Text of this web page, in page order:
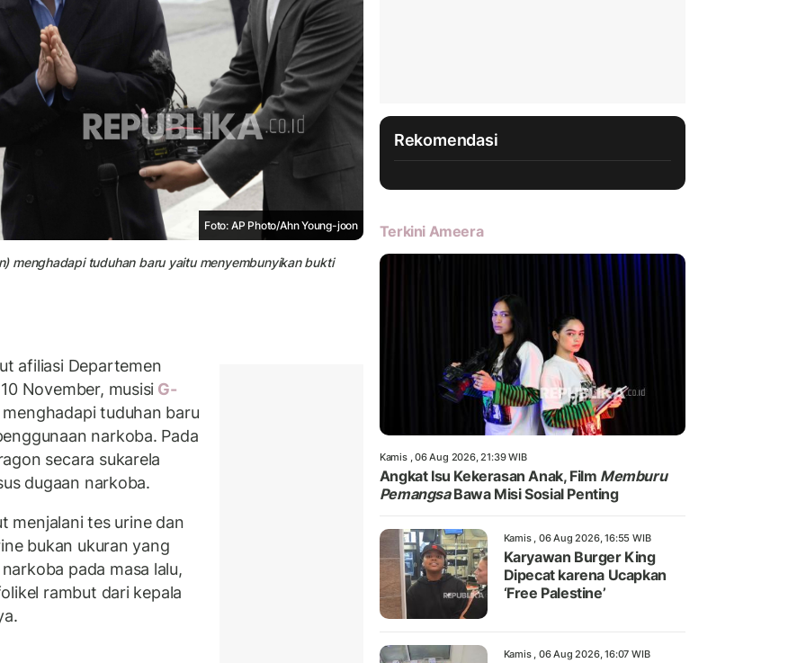
Foto: AP Photo/Ahn Young-joon
menghadapi tuduhan baru yaitu menyembunyikan bukti
afiliasi Departemen
November, musisi G-
tuduhan baru
narkoba. Pada
secara sukarela
dugaan narkoba.
menjalani tes urine dan
bukan ukuran yang
pada masa lalu,
rambut dari kepala
Rekomendasi
Terkini Ameera
Kamis , 06 Aug 2026, 21:39 WIB
Angkat Isu Kekerasan Anak, Film Memburu
PemangsaBawa Misi Sosial Penting
Kamis , 06 Aug 2026, 16:55 WIB
Karyawan Burger King
Dipecat karena Ucapkan
‘Free Palestine’
Kamis , 06 Aug 2026, 16:07 WIB